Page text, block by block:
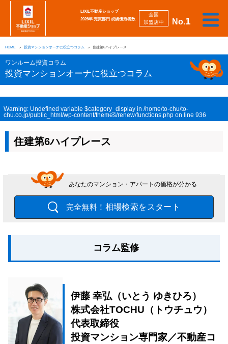
No.1
全国
加盟店中
LIXIL不動産ショップ
2026年 売買部門 成績優秀者数
売
り
た
い
買
い
た
い
相
談
し
た
い
勉
強
し
た
い
強
み
会
社
案
採
用
情
査定
HOME 投資マンションオーナに役立つコラム 住建第6ハイプレース
ワンルーム投資コラム
投資マンションオーナに役立つコラム
Warning: Undefined variable $category_display in /home/to-chu/to-
chu.co.jp/public_html/wp-content/themes/renew/functions.php on line 936
住建第6ハイプレース
あなたのマンション・アパートの価格が分かる
完全無料！ 相場検索をスタート
コラム監修
伊藤 幸弘（いとう ゆきひろ）
株式会社TOCHU（トウチュウ）
代表取締役
投資マンション専門家／不動産コ